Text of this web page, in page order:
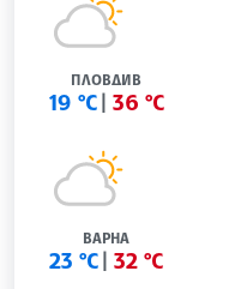
ПЛОВДИВ
19 °C 36 °C
ВАРНА
23 °C 32 °C